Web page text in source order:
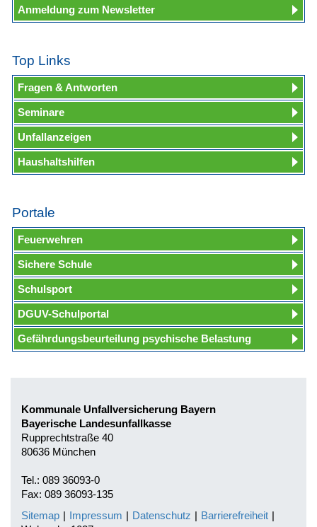
Anmeldung zum Newsletter
Top Links
Fragen & Antworten
Seminare
Unfallanzeigen
Haushaltshilfen
Portale
Feuerwehren
Sichere Schule
Schulsport
DGUV-Schulportal
Gefährdungsbeurteilung psychische Belastung
Kommunale Unfallversicherung Bayern
Bayerische Landesunfallkasse
Rupprechtstraße 40
80636 München
Tel.: 089 36093-0
Fax: 089 36093-135
Sitemap | Impressum | Datenschutz | Barrierefreiheit |